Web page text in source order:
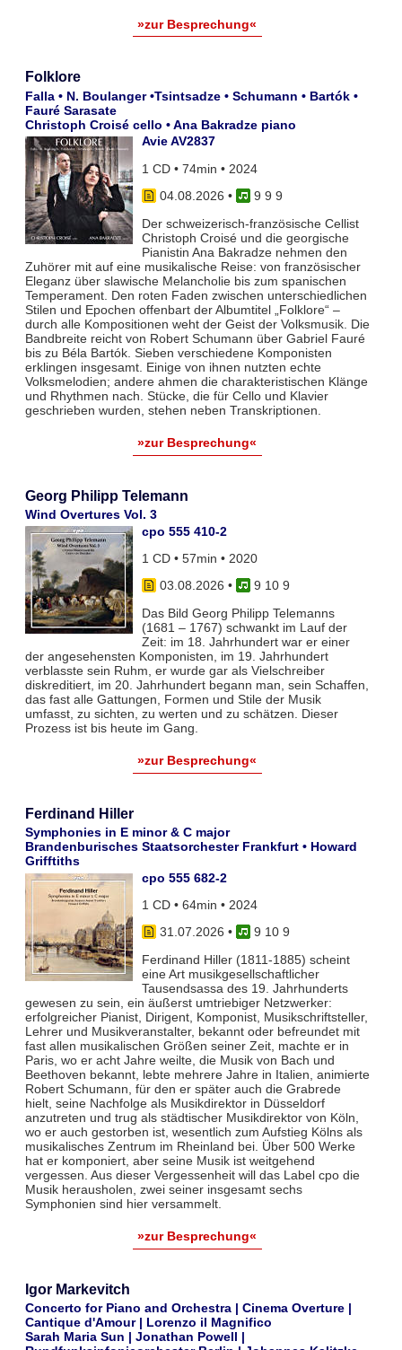
»zur Besprechung«
Folklore
Falla • N. Boulanger •Tsintsadze • Schumann • Bartók •
Fauré Sarasate
Christoph Croisé cello • Ana Bakradze piano
Avie AV2837
1 CD • 74min • 2024
04.08.2026 •
9 9 9
Der schweizerisch-französische Cellist
Christoph Croisé und die georgische
Pianistin Ana Bakradze nehmen den
Zuhörer mit auf eine musikalische Reise: von französischer
Eleganz über slawische Melancholie bis zum spanischen
Temperament. Den roten Faden zwischen unterschiedlichen
Stilen und Epochen offenbart der Albumtitel „Folklore“ –
durch alle Kompositionen weht der Geist der Volksmusik. Die
Bandbreite reicht von Robert Schumann über Gabriel Fauré
bis zu Béla Bartók. Sieben verschiedene Komponisten
erklingen insgesamt. Einige von ihnen nutzten echte
Volksmelodien; andere ahmen die charakteristischen Klänge
und Rhythmen nach. Stücke, die für Cello und Klavier
geschrieben wurden, stehen neben Transkriptionen.
»zur Besprechung«
Georg Philipp Telemann
Wind Overtures Vol. 3
cpo 555 410-2
1 CD • 57min • 2020
03.08.2026 •
9 10 9
Das Bild Georg Philipp Telemanns
(1681 – 1767) schwankt im Lauf der
Zeit: im 18. Jahrhundert war er einer
der angesehensten Komponisten, im 19. Jahrhundert
verblasste sein Ruhm, er wurde gar als Vielschreiber
diskreditiert, im 20. Jahrhundert begann man, sein Schaffen,
das fast alle Gattungen, Formen und Stile der Musik
umfasst, zu sichten, zu werten und zu schätzen. Dieser
Prozess ist bis heute im Gang.
»zur Besprechung«
Ferdinand Hiller
Symphonies in E minor & C major
Brandenburisches Staatsorchester Frankfurt • Howard
Grifftiths
cpo 555 682-2
1 CD • 64min • 2024
31.07.2026 •
9 10 9
Ferdinand Hiller (1811-1885) scheint
eine Art musikgesellschaftlicher
Tausendsassa des 19. Jahrhunderts
gewesen zu sein, ein äußerst umtriebiger Netzwerker:
erfolgreicher Pianist, Dirigent, Komponist, Musikschriftsteller,
Lehrer und Musikveranstalter, bekannt oder befreundet mit
fast allen musikalischen Größen seiner Zeit, machte er in
Paris, wo er acht Jahre weilte, die Musik von Bach und
Beethoven bekannt, lebte mehrere Jahre in Italien, animierte
Robert Schumann, für den er später auch die Grabrede
hielt, seine Nachfolge als Musikdirektor in Düsseldorf
anzutreten und trug als städtischer Musikdirektor von Köln,
wo er auch gestorben ist, wesentlich zum Aufstieg Kölns als
musikalisches Zentrum im Rheinland bei. Über 500 Werke
hat er komponiert, aber seine Musik ist weitgehend
vergessen. Aus dieser Vergessenheit will das Label cpo die
Musik herausholen, zwei seiner insgesamt sechs
Symphonien sind hier versammelt.
»zur Besprechung«
Igor Markevitch
Concerto for Piano and Orchestra | Cinema Overture |
Cantique d'Amour | Lorenzo il Magnifico
Sarah Maria Sun | Jonathan Powell |